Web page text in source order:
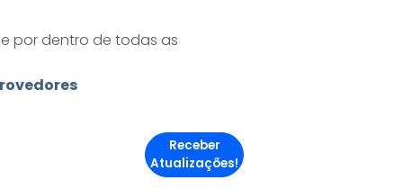
por dentro de todas as
Receber
Atualizações!